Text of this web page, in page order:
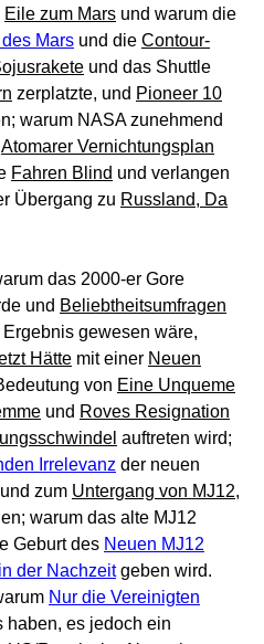
Eile zum Mars und warum die
Mars und die Contour-
und das Shuttle
zerplatzte, und Pioneer 10
warum NASA zunehmend
Atomarer Vernichtungsplan
Fahren Blind und verlangen
Übergang zu Russland, Da
das 2000-er Gore
und Beliebtheitsumfragen
gewesen wäre,
Hätte mit einer Neuen
von Eine Unqueme
und Roves Resignation
auftreten wird;
Irrelevanz der neuen
zum Untergang von MJ12,
warum das alte MJ12
Geburt des Neuen MJ12
der Nachzeitgeben wird.
Nur die Vereinigten
haben, es jedoch ein